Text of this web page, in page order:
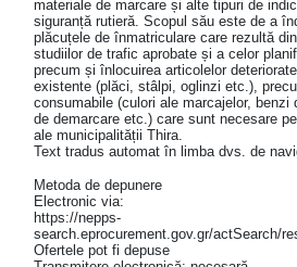
materiale de marcare și alte tipuri de
siguranță rutieră. Scopul său este de a
plăcuțele de înmatriculare care rezultă
studiilor de trafic aprobate și a celor
precum și înlocuirea articolelor
existente (plăci, stâlpi, oglinzi etc.),
consumabile (culori ale marcajelor, benzi
de demarcare etc.) care sunt necesare
ale municipalității Thira.
Text tradus automat în limba dvs. de
Metoda de depunere
Electronic via:
https://nepps-
search.eprocurement.gov.gr/actSearch/
Ofertele pot fi depuse